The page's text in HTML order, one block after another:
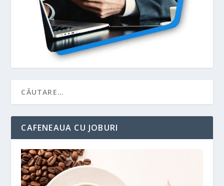
CAFENEAUA CU JOBURI